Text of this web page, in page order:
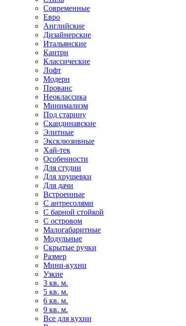
Современные
Евро
Английские
Дизайнерские
Итальянские
Кантри
Классические
Лофт
Модерн
Прованс
Неоклассика
Минимализм
Под старину
Скандинавские
Элитные
Эксклюзивные
Хай-тек
Особенности
Для студии
Для хрущевки
Для дачи
Встроенные
С антресолями
С барной стойкой
С островом
Малогабаритные
Модульные
Скрытые ручки
Размер
Мини-кухни
Узкие
3 кв. м.
5 кв. м.
6 кв. м.
9 кв. м.
Все для кухни